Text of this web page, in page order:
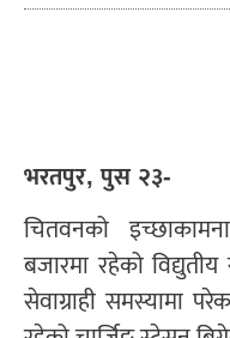
भरतपुर, पुस २३-
चितवनको
बजारमा रहेको विद्युतीय
सेवाग्राही समस्यामा